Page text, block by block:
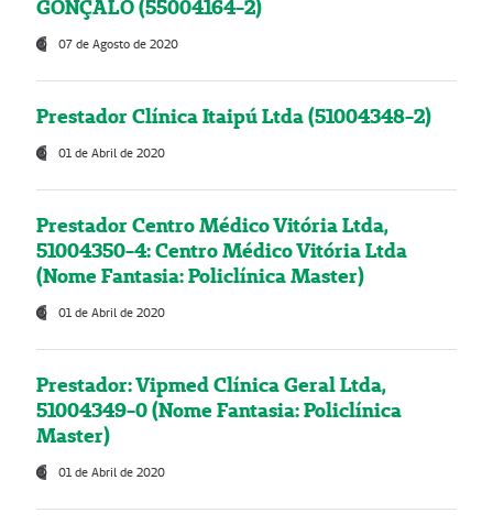
GONÇALO (55004164-2)
07 de Agosto de 2020
Prestador Clínica Itaipú Ltda (51004348-2)
01 de Abril de 2020
Prestador Centro Médico Vitória Ltda,
51004350-4: Centro Médico Vitória Ltda
(Nome Fantasia: Policlínica Master)
01 de Abril de 2020
Prestador: Vipmed Clínica Geral Ltda,
51004349-0 (Nome Fantasia: Policlínica
Master)
01 de Abril de 2020